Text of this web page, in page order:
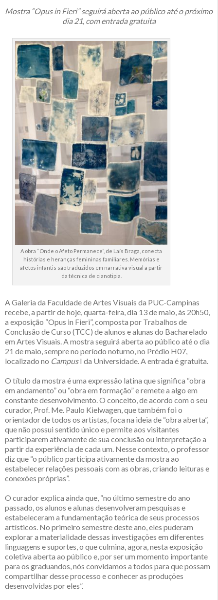
Mostra “Opus in Fieri” seguirá aberta ao público até o próximo
dia 21, com entrada gratuita
A obra “Onde o Afeto Permanece”, de Laís Braga, conecta
histórias e heranças femininas familiares. Memórias e
afetos infantis são traduzidos em narrativa visual a partir
da técnica de cianotipia.
A Galeria da Faculdade de Artes Visuais da PUC-Campinas
recebe, a partir de hoje, quarta-feira, dia 13 de maio, às 20h50,
a exposição “Opus in Fieri”, composta por Trabalhos de
Conclusão de Curso (TCC) de alunos e alunas do Bacharelado
em Artes Visuais. A mostra seguirá aberta ao público até o dia
21 de maio, sempre no período noturno, no Prédio H07,
localizado no CampusI da Universidade. A entrada é gratuita.
O título da mostra é uma expressão latina que significa “obra
em andamento” ou “obra em formação” e remete a algo em
constante desenvolvimento. O conceito, de acordo com o seu
curador, Prof. Me. Paulo Kielwagen, que também foi o
orientador de todos os artistas, foca na ideia de “obra aberta”,
que não possui sentido único e permite aos visitantes
participarem ativamente de sua conclusão ou interpretação a
partir da experiência de cada um. Nesse contexto, o professor
diz que “o público participa ativamente da mostra ao
estabelecer relações pessoais com as obras, criando leituras e
conexões próprias”.
O curador explica ainda que, “no último semestre do ano
passado, os alunos e alunas desenvolveram pesquisas e
estabeleceram a fundamentação teórica de seus processos
artísticos. No primeiro semestre deste ano, eles puderam
explorar a materialidade dessas investigações em diferentes
linguagens e suportes, o que culmina, agora, nesta exposição
coletiva aberta ao público e, por ser um momento importante
para os graduandos, nós convidamos a todos para que possam
compartilhar desse processo e conhecer as produções
desenvolvidas por eles”.